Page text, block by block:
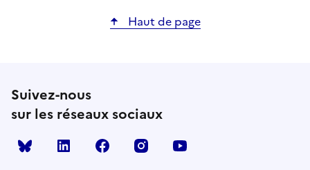
Haut de page
Suivez-nous
sur les réseaux sociaux
Bluesky linkedin facebook instagram